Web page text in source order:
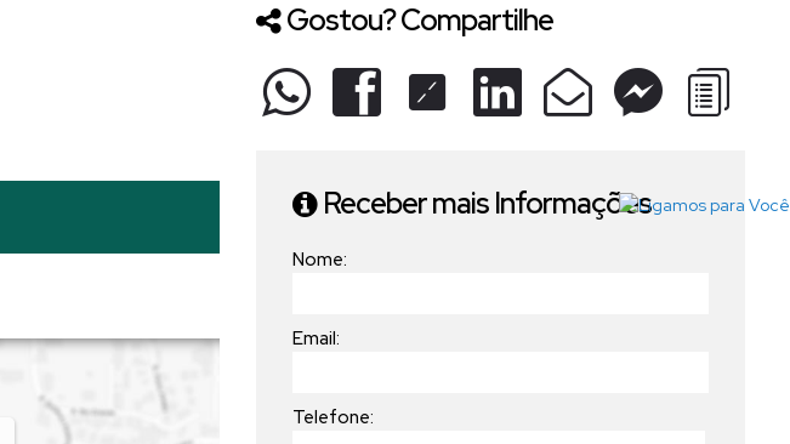
Gostou? Compartilhe
Receber mais Informações
Nome:
Email:
Telefone: